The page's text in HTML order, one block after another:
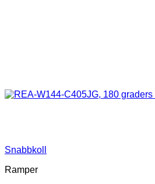
Snabbkoll
Ramper